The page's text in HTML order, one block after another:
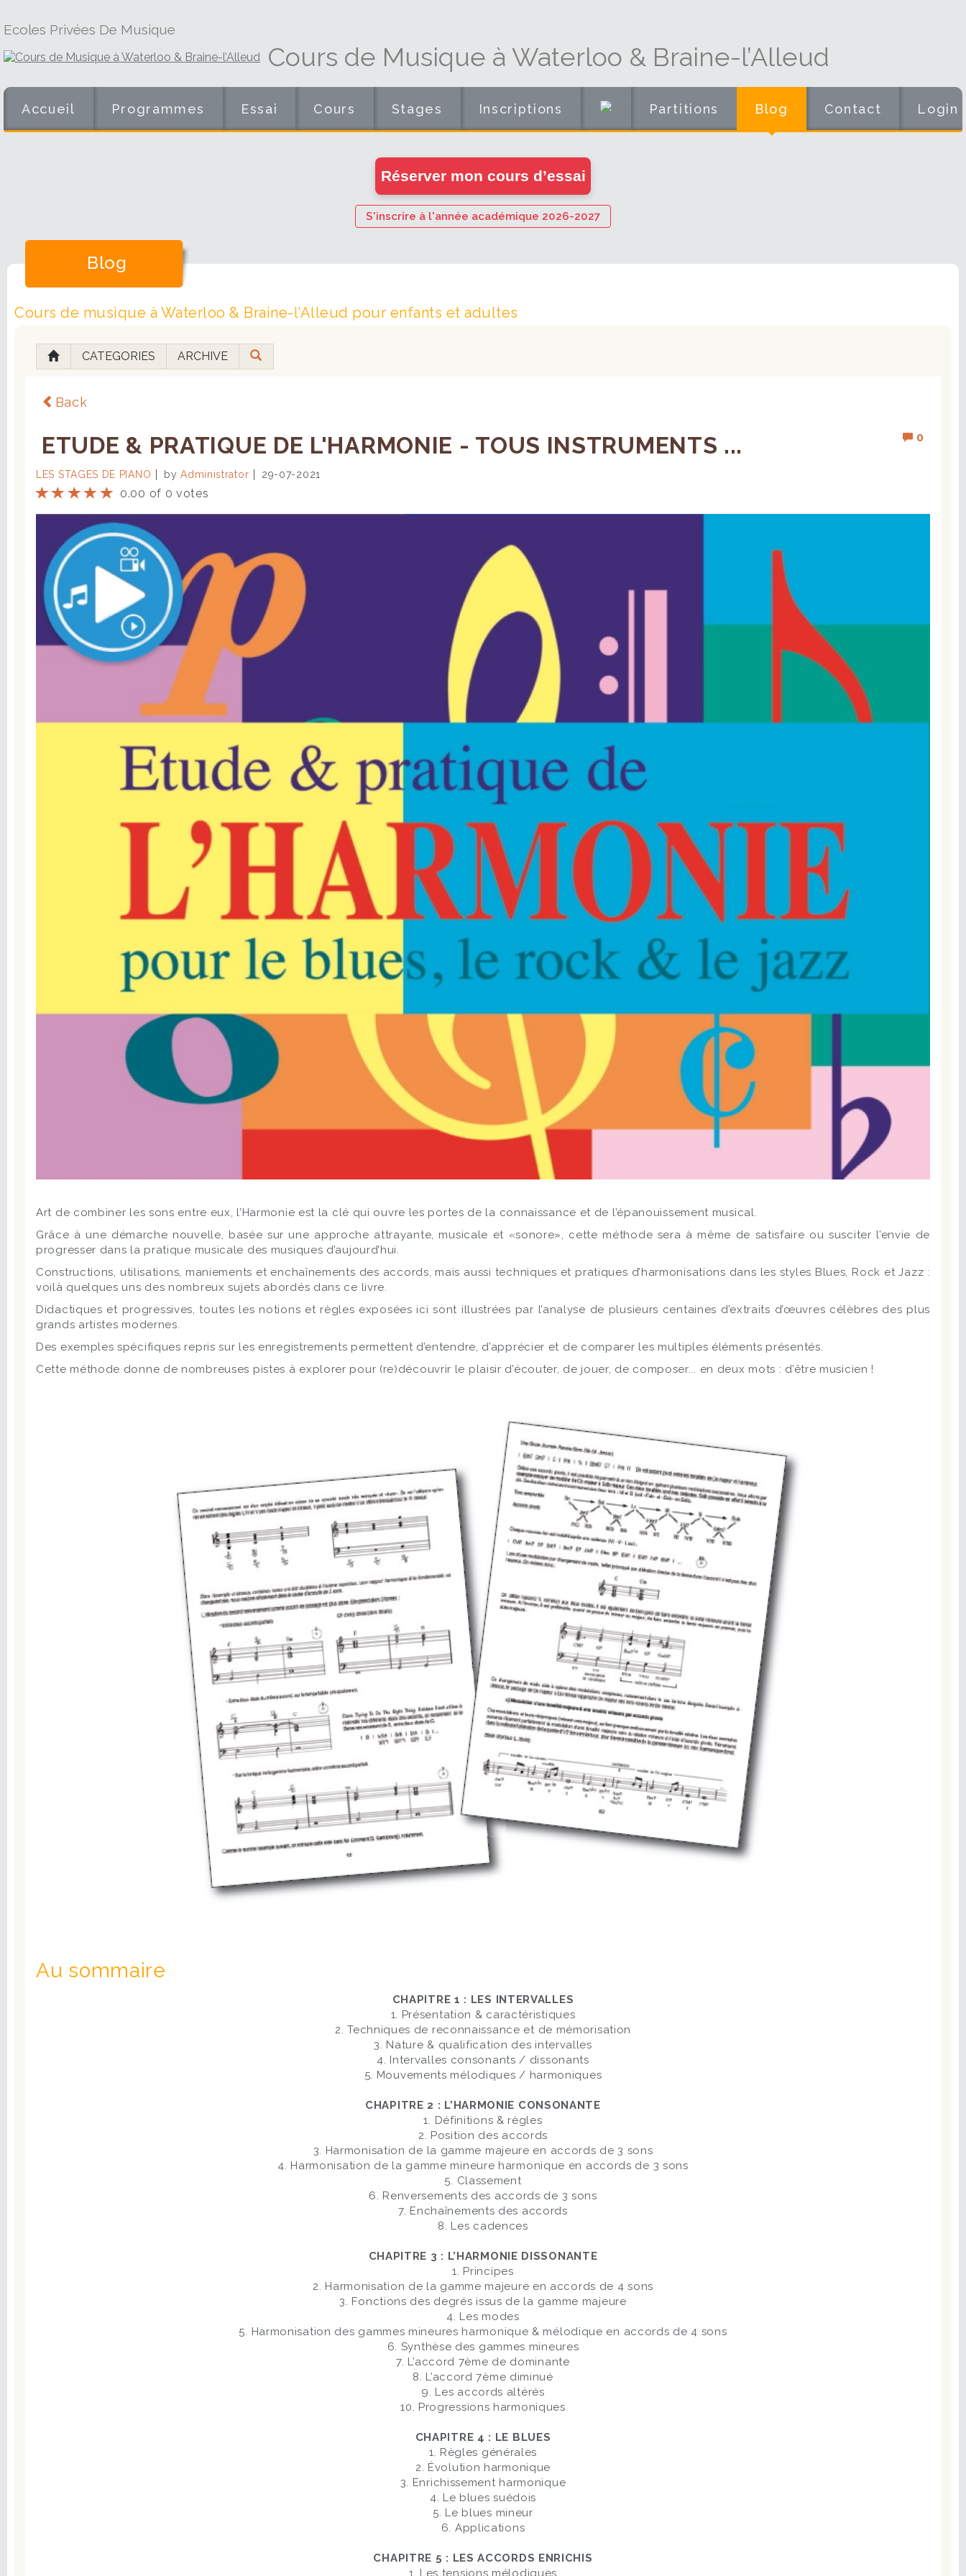
Ecoles Privées De Musique
Cours de Musique à Waterloo & Braine-l’Alleud
Accueil Programmes Essai Cours Stages Inscriptions Partitions Blog Contact Login
Réserver mon cours d’essai
S'inscrire à l'année académique 2026-2027
Blog
Cours de musique à Waterloo & Braine-l’Alleud pour enfants et adultes
CATEGORIES ARCHIVE
Back
0
ETUDE & PRATIQUE DE L'HARMONIE - TOUS INSTRUMENTS ...
LES STAGES DE PIANO byAdministrator 29-07-2021
0.00 of 0 votes
Art de combiner les sons entre eux, l’Harmonie est la clé qui ouvre les portes de la connaissance et de l’épanouissement musical.
Grâce à une démarche nouvelle, basée sur une approche attrayante, musicale et «sonore», cette méthode sera à même de satisfaire ou susciter l’envie de
progresser dans la pratique musicale des musiques d’aujourd’hui.
Constructions, utilisations, maniements et enchaînements des accords, mais aussi techniques et pratiques d’harmonisations dans les styles Blues, Rock et Jazz :
voilà quelques uns des nombreux sujets abordés dans ce livre.
Didactiques et progressives, toutes les notions et règles exposées ici sont illustrées par l’analyse de plusieurs centaines d’extraits d’œuvres célèbres des plus
grands artistes modernes.
Des exemples spécifiques repris sur les enregistrements permettent d’entendre, d’apprécier et de comparer les multiples éléments présentés.
Cette méthode donne de nombreuses pistes à explorer pour (re)découvrir le plaisir d’écouter, de jouer, de composer... en deux mots : d’être musicien !
Au sommaire
CHAPITRE 1 : LES INTERVALLES
1. Présentation & caractéristiques
2. Techniques de reconnaissance et de mémorisation
3. Nature & qualification des intervalles
4. Intervalles consonants / dissonants
5. Mouvements mélodiques / harmoniques
CHAPITRE 2 : L’HARMONIE CONSONANTE
1. Définitions & règles
2. Position des accords
3. Harmonisation de la gamme majeure en accords de 3 sons
4. Harmonisation de la gamme mineure harmonique en accords de 3 sons
5. Classement
6. Renversements des accords de 3 sons
7. Enchaînements des accords
8. Les cadences
CHAPITRE 3 : L’HARMONIE DISSONANTE
1. Principes
2. Harmonisation de la gamme majeure en accords de 4 sons
3. Fonctions des degrés issus de la gamme majeure
4. Les modes
5. Harmonisation des gammes mineures harmonique & mélodique en accords de 4 sons
6. Synthèse des gammes mineures
7. L’accord 7ème de dominante
8. L’accord 7ème diminué
9. Les accords altérés
10. Progressions harmoniques
CHAPITRE 4 : LE BLUES
1. Règles générales
2. Évolution harmonique
3. Enrichissement harmonique
4. Le blues suédois
5. Le blues mineur
6. Applications
CHAPITRE 5 : LES ACCORDS ENRICHIS
1. Les tensions mélodiques